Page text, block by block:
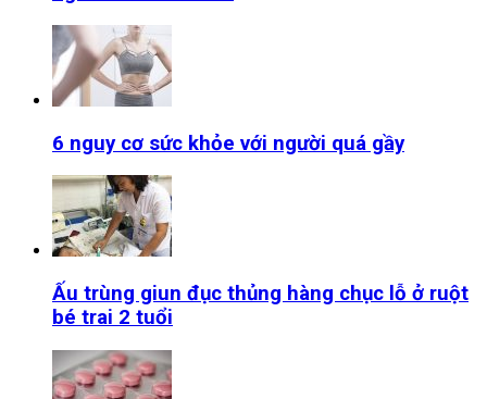
6 nguy cơ sức khỏe với người quá gầy
Ấu trùng giun đục thủng hàng chục lỗ ở ruột
bé trai 2 tuổi